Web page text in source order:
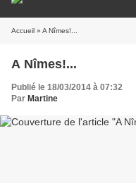
Accueil » A Nîmes!...
A Nîmes!...
Publié le 18/03/2014 à 07:32
Par Martine